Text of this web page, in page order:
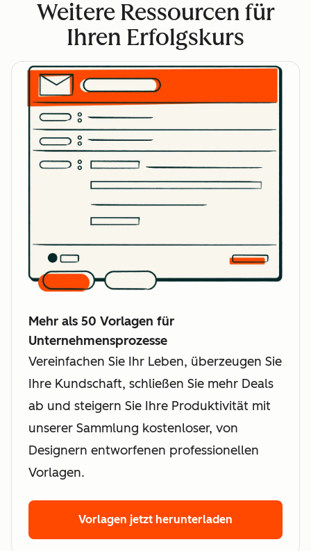
Weitere Ressourcen für
Ihren Erfolgskurs
Mehr als 50 Vorlagen für
Unternehmensprozesse
Vereinfachen Sie Ihr Leben, überzeugen Sie
Ihre Kundschaft, schließen Sie mehr Deals
ab und steigern Sie Ihre Produktivität mit
unserer Sammlung kostenloser, von
Designern entworfenen professionellen
Vorlagen.
Vorlagen jetzt herunterladen